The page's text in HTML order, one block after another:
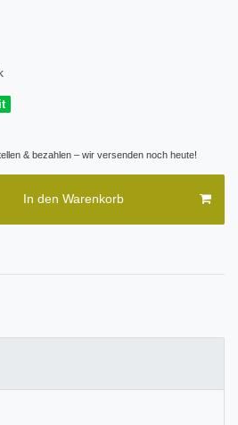
& bezahlen – wir versenden noch heute!
In den Warenkorb